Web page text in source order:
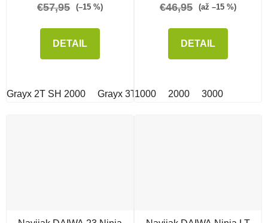
€57,95 (–15 %)
DETAIL
Grayx 2T SH 2000 Grayx 3T SH 3000 Grayx 1T SH 1000
€46,95 (až –15 %)
DETAIL
1000 2000 3000